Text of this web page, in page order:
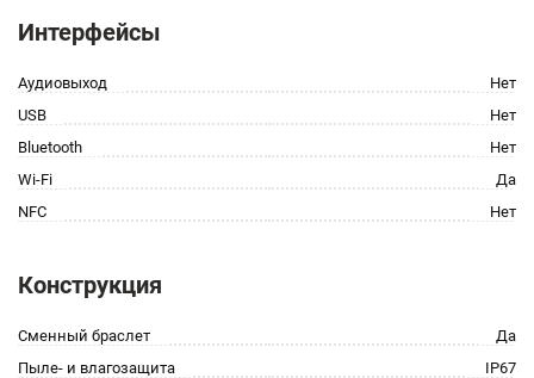
Интерфейсы
Аудиовыход
Нет
USB
Нет
Bluetooth
Нет
Wi-Fi
Да
NFC
Нет
Конструкция
Сменный браслет
Да
Пыле- и влагозащита
IP67